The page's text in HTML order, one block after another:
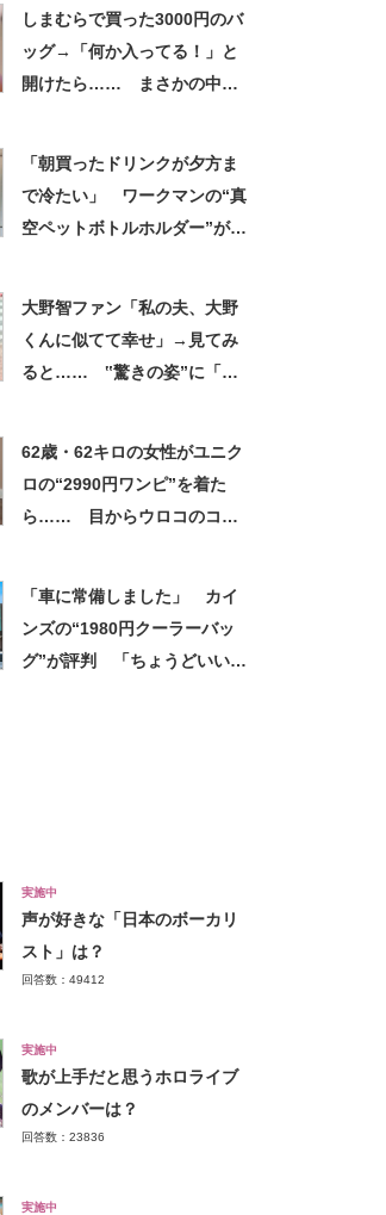
しまむらで買った3000円のバ
ッグ→「何か入ってる！」と
開けたら…… まさかの中身
「朝買ったドリンクが夕方ま
で冷たい」 ワークマンの“真
空ペットボトルホルダー”が大
大野智ファン「私の夫、大野
くんに似てて幸せ」→見てみ
ると…… ‟驚きの姿”に「最
62歳・62キロの女性がユニク
ロの“2990円ワンピ”を着た
ら…… 目からウロコのコー
「車に常備しました」 カイ
ンズの“1980円クーラーバッ
グ”が評判 「ちょうどいい大
実施中
声が好きな「日本のボーカリ
スト」は？
回答数：49412
実施中
歌が上手だと思うホロライブ
のメンバーは？
回答数：23836
実施中